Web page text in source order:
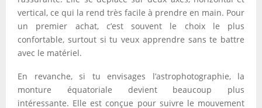
vertical, ce qui la rend très facile à prendre en main. Pour
un premier achat, c’est souvent le choix le plus
confortable, surtout si tu veux apprendre sans te battre
avec le matériel.
En revanche, si tu envisages l’astrophotographie, la
monture équatoriale devient beaucoup plus
intéressante. Elle est conçue pour suivre le mouvement